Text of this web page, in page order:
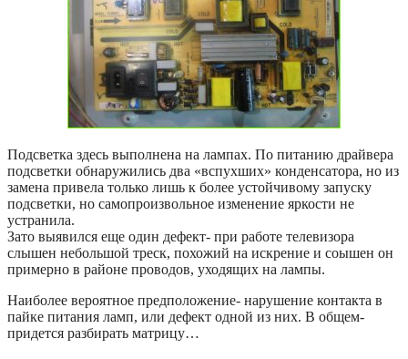
Подсветка здесь выполнена на лампах. По питанию драйвера
подсветки обнаружились два «вспухших» конденсатора, но из
замена привела только лишь к более устойчивому запуску
подсветки, но самопроизвольное изменение яркости не
устранила.
Зато выявился еще один дефект- при работе телевизора
слышен небольшой треск, похожий на искрение и соышен он
примерно в районе проводов, уходящих на лампы.
Наиболее вероятное предположение- нарушение контакта в
пайке питания ламп, или дефект одной из них. В общем-
придется разбирать матрицу…